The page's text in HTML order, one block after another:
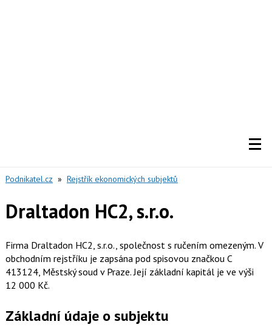
Podnikatel.cz » Rejstřík ekonomických subjektů
Draltadon HC2, s.r.o.
Firma Draltadon HC2, s.r.o., společnost s ručením omezeným. V
obchodním rejstříku je zapsána pod spisovou značkou C
413124, Městský soud v Praze. Její základní kapitál je ve výši
12 000 Kč.
Základní údaje o subjektu